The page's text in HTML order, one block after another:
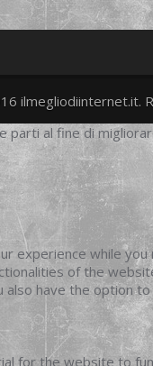
ilmegliodiinternet.it.
al fine di
experience while
of the
also have the option
for the website to